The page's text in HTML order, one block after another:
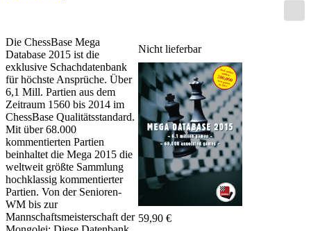
Nicht lieferbar
59,90 €
Die ChessBase Mega
Database 2015 ist die
exklusive Schachdatenbank
für höchste Ansprüche. Über
6,1 Mill. Partien aus dem
Zeitraum 1560 bis 2014 im
ChessBase Qualitätsstandard.
Mit über 68.000
kommentierten Partien
beinhaltet die Mega 2015 die
weltweit größte Sammlung
hochklassig kommentierter
Partien. Von der Senioren-
WM bis zur
Mannschaftsmeisterschaft der